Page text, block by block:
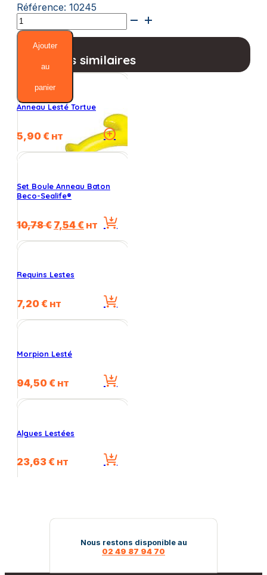
Référence: 10245
quantité
de
Cerceaux
Lestes
Ajouter
au
panier
Produits similaires
Anneau Lesté Tortue
5,90€ HT
Ce
produit
peuvent
être
choisies
produit
Set Boule Anneau Baton
Beco-Sealife®
10,78€ Le
10,78 €.
7,54€Le
HT
Requins Lestes
7,20€ HT
Morpion Lesté
94,50€ HT
Algues Lestées
23,63€ HT
Nous restons disponible au
02 49 87 94 70